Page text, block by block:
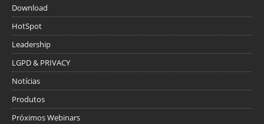
Download
HotSpot
Leadership
LGPD & PRIVACY
Notícias
Produtos
Próximos Webinars